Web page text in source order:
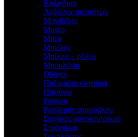
Κύλινδροι
Λεβιέδες ταχυτήτων
Μανιβέλες
Μοτέρ
Μπεκ
Μπιέλες
Μπίλιες – ρόλερ
Μπουλόνια
Οδηγοί
Παξιμάδια κινητήρα
Πιστόνια
Ράουλα
Ρουλεμάν στροφάλου
Σιαγόνες φυγοκεντρικού
Στρόφαλοι